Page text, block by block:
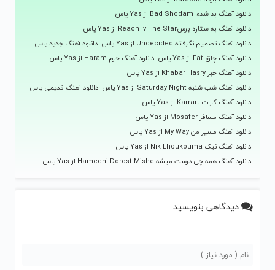
دانلود آهنگ بد شدم Bad Shodam از Yas یاس
دانلود آهنگ به ستاره برسReach Iv The Star از Yas یاس
دانلود آهنگ تصمیم نگرفته Undecided از Yas یاس
دانلود آهنگ جدید یاس
دانلود آهنگ چاق Fat از Yas یاس
دانلود آهنگ حرم Haram از Yas یاس
دانلود آهنگ خبر Khabar Hasry از Yas یاس
دانلود آهنگ شب شنبه Saturday Night از Yas یاس
دانلود آهنگ قدیمی یاس
دانلود آهنگ کارات Karrart از Yas یاس
دانلود آهنگ مسافر Mosafer از Yas یاس
دانلود آهنگ مسیر من My Way از Yas یاس
دانلود آهنگ نیک Nik Lhoukouma از Yas یاس
دانلود آهنگ همه چی درست میشه Hamechi Dorost Mishe از Yas یاس
دیدگاهی بنویسید